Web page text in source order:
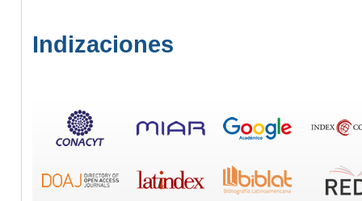
Indizaciones